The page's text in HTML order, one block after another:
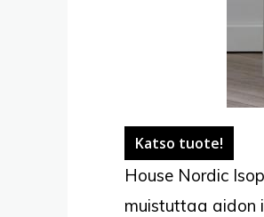
Katso tuote!
House Nordic
muistuttaa aidon